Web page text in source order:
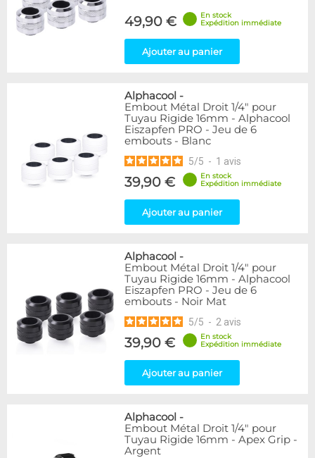
49,90 €
En stock
Expédition immédiate
Ajouter au panier
Alphacool -
Embout Métal Droit 1/4" pour
Tuyau Rigide 16mm - Alphacool
Eiszapfen PRO - Jeu de 6
embouts - Blanc
5/5 - 1 avis
39,90 €
En stock
Expédition immédiate
Ajouter au panier
Alphacool -
Embout Métal Droit 1/4" pour
Tuyau Rigide 16mm - Alphacool
Eiszapfen PRO - Jeu de 6
embouts - Noir Mat
5/5 - 2 avis
39,90 €
En stock
Expédition immédiate
Ajouter au panier
Alphacool -
Embout Métal Droit 1/4" pour
Tuyau Rigide 16mm - Apex Grip -
Argent